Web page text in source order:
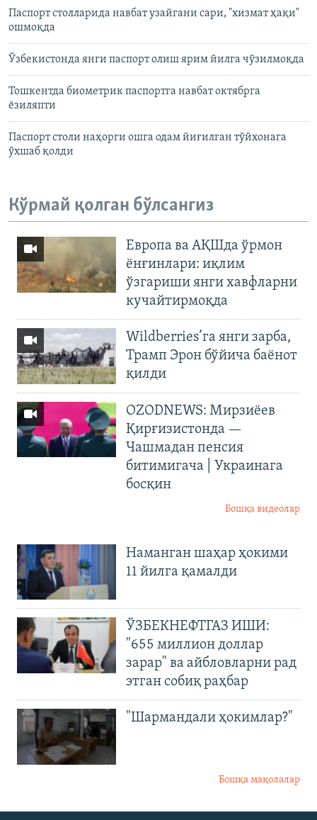
Паспорт столларида навбат узайгани сари, "хизмат ҳақи"
ошмоқда
Ўзбекистонда янги паспорт олиш ярим йилга чўзилмоқда
Тошкентда биометрик паспортга навбат октябрга
ёзиляпти
Паспорт столи наҳорги ошга одам йиғилган тўйхонага
ўхшаб қолди
Кўрмай қолган бўлсангиз
Европа ва АҚШда ўрмон
ёнғинлари: иқлим
ўзгариши янги хавфларни
кучайтирмоқда
Wildberries’га янги зарба,
Трамп Эрон бўйича баёнот
қилди
OZODNEWS: Мирзиёев
Қирғизистонда —
Чашмадан пенсия
битимигача | Украинага
босқин
Бошқа видеолар
Наманган шаҳар ҳокими
11 йилга қамалди
ЎЗБЕКНЕФТГАЗ ИШИ:
"655 миллион доллар
зарар" ва айбловларни рад
этган собиқ раҳбар
"Шармандали ҳокимлар?"
Бошқа мақолалар